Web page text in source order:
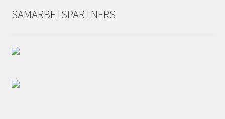
SAMARBETSPARTNERS